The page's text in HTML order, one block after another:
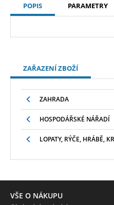
POPIS PARAMETRY
ZAŘAZENÍ ZBOŽÍ
ZAHRADA
HOSPODÁŘSKÉ NÁŘADÍ
LOPATY, RÝČE, HRÁBĚ,
VŠE O NÁKUPU